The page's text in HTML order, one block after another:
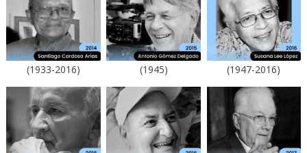
(1933-2016) (1945) (1947-2016)